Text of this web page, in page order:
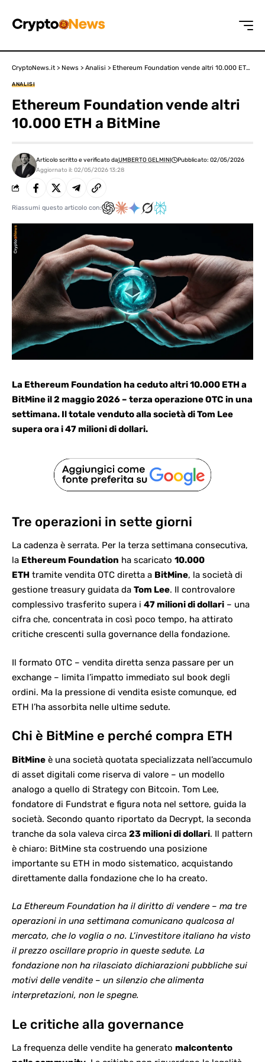
CryptoNews.it > News > Analisi > Ethereum Foundation vende altri 10.000 ETH a BitMine
ANALISI
Ethereum Foundation vende altri
10.000 ETH a BitMine
Aggiornato il: 02/05/2026 13:28
Articolo scritto e verificato daUMBERTO GELMINI Pubblicato: 02/05/2026
Riassumi questo articolo con:
La Ethereum Foundation ha ceduto altri 10.000 ETH a
BitMine il 2 maggio 2026 – terza operazione OTC in una
settimana. Il totale venduto alla società di Tom Lee
supera ora i 47 milioni di dollari.
Tre operazioni in sette giorni
La cadenza è serrata. Per la terza settimana consecutiva,
la Ethereum Foundation ha scaricato 10.000
ETH tramite vendita OTC diretta a BitMine, la società di
gestione treasury guidata da Tom Lee. Il controvalore
complessivo trasferito supera i 47 milioni di dollari – una
cifra che, concentrata in così poco tempo, ha attirato
critiche crescenti sulla governance della fondazione.
Il formato OTC – vendita diretta senza passare per un
exchange – limita l’impatto immediato sul book degli
ordini. Ma la pressione di vendita esiste comunque, ed
ETH l’ha assorbita nelle ultime sedute.
Chi è BitMine e perché compra ETH
BitMine è una società quotata specializzata nell’accumulo
di asset digitali come riserva di valore – un modello
analogo a quello di Strategy con Bitcoin. Tom Lee,
fondatore di Fundstrat e figura nota nel settore, guida la
società. Secondo quanto riportato da Decrypt, la seconda
tranche da sola valeva circa 23 milioni di dollari. Il pattern
è chiaro: BitMine sta costruendo una posizione
importante su ETH in modo sistematico, acquistando
direttamente dalla fondazione che lo ha creato.
La Ethereum Foundation ha il diritto di vendere – ma tre
operazioni in una settimana comunicano qualcosa al
mercato, che lo voglia o no. L’investitore italiano ha visto
il prezzo oscillare proprio in queste sedute. La
fondazione non ha rilasciato dichiarazioni pubbliche sui
motivi delle vendite – un silenzio che alimenta
interpretazioni, non le spegne.
Le critiche alla governance
La frequenza delle vendite ha generato malcontento